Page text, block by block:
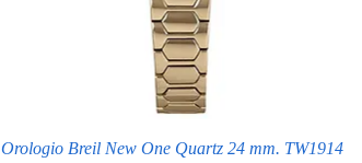
Orologio Breil New One Quartz 24 mm. TW1914